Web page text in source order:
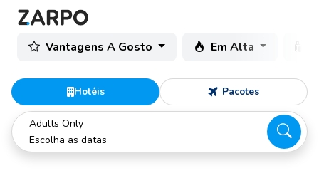
Vantagens A Gosto Em Alta
Hotéis Pacotes
Adults Only
Escolha as datas